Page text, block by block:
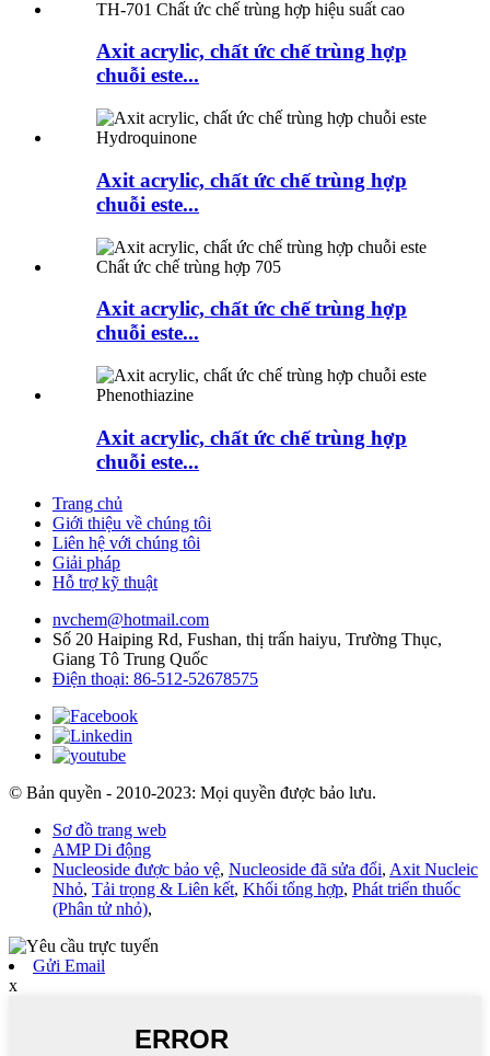
Axit acrylic, chất ức chế trùng hợp
chuỗi este...
Axit acrylic, chất ức chế trùng hợp
chuỗi este...
Axit acrylic, chất ức chế trùng hợp
chuỗi este...
Axit acrylic, chất ức chế trùng hợp
chuỗi este...
Trang chủ
Giới thiệu về chúng tôi
Liên hệ với chúng tôi
Giải pháp
Hỗ trợ kỹ thuật
nvchem@hotmail.com
Số 20 Haiping Rd, Fushan, thị trấn haiyu, Trường Thục,
Giang Tô Trung Quốc
Điện thoại: 86-512-52678575
© Bản quyền - 2010-2023: Mọi quyền được bảo lưu.
Sơ đồ trang web
AMP Di động
Nucleoside được bảo vệ, Nucleoside đã sửa đổi, Axit Nucleic
Nhỏ, Tải trọng & Liên kết, Khối tổng hợp, Phát triển thuốc
(Phân tử nhỏ),
Gửi Email
x